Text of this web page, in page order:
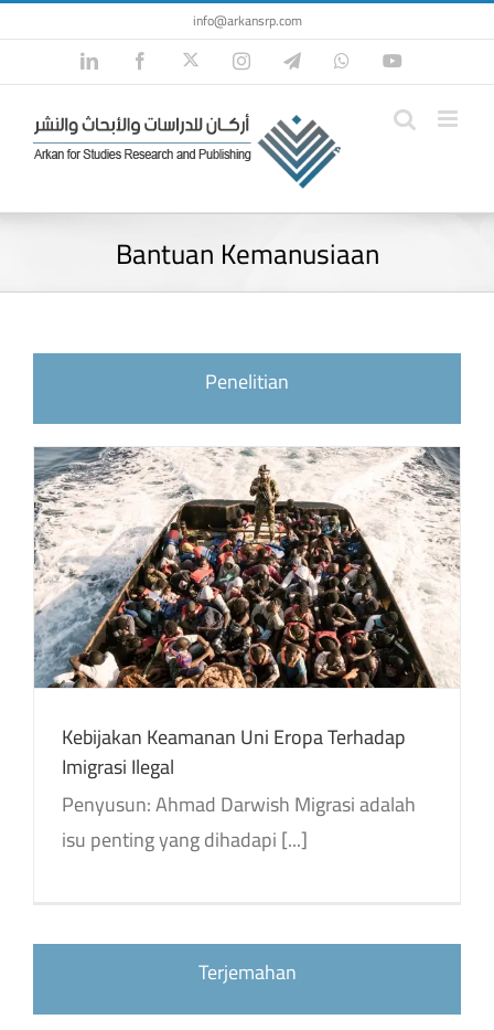
Skip
to
content
info@arkansrp.com
LinkedIn FacebookTwitterInstagramTelegramWhatsApp
Bantuan Kemanusiaan
Penelitian
Kebijakan Keamanan Uni Eropa Terhadap
Imigrasi Ilegal
Penyusun: Ahmad Darwish Migrasi adalah
isu penting yang dihadapi [...]
Terjemahan